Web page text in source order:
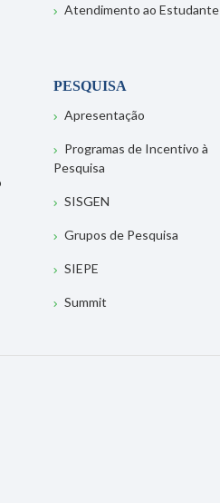
Atendimento ao Estudante
PESQUISA
Apresentação
Programas de Incentivo à
Pesquisa
SISGEN
Grupos de Pesquisa
SIEPE
Summit